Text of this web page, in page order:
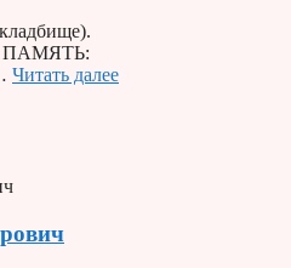
ПАМЯТЬ:
Читать далее